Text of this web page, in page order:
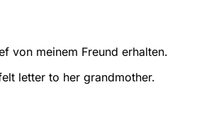
von meinem Freund erhalten.
letter to her grandmother.